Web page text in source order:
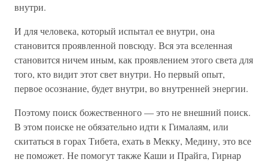
внутри.
И для человека, который испытал ее внутри, она
становится проявленной повсюду. Вся эта вселенная
становится ничем иным, как проявлением этого света для
того, кто видит этот свет внутри. Но первый опыт,
первое осознание, будет внутри, во внутренней энергии.
Поэтому поиск божественного — это не внешний поиск.
В этом поиске не обязательно идти к Гималаям, или
скитаться в горах Тибета, ехать в Мекку, Медину, это все
не поможет. Не помогут также Каши и Прайга, Гирнар